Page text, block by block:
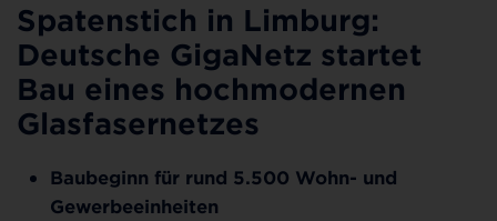
Spatenstich in Limburg:
Deutsche GigaNetz startet
Bau eines hochmodernen
Glasfasernetzes
Baubeginn für rund 5.500 Wohn- und
Gewerbeeinheiten